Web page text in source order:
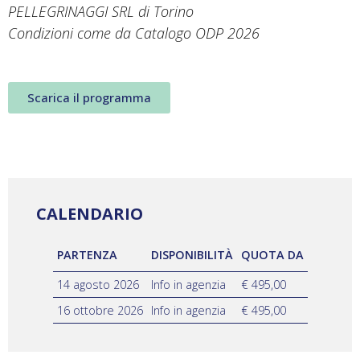
PELLEGRINAGGI SRL di Torino
Condizioni come da Catalogo ODP 2026
Scarica il programma
CALENDARIO
PARTENZA DISPONIBILITÀ
QUOTA DA
14 agosto 2026
Info in agenzia
€ 495,00
16 ottobre 2026
Info in agenzia € 495,00